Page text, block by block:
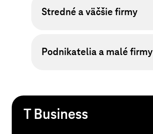
Stredné a väčšie firmy
Podnikatelia a malé firmy
T Business